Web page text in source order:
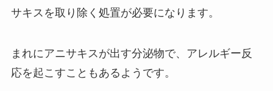
サキスを取り除く処置が必要になります。
まれにアニサキスが出す分泌物で、 アレルギー反
応を起こすこともあるようです。